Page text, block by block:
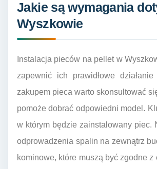
Jakie są wymagania
Wyszkowie
Instalacja pieców na pellet w
zapewnić ich prawidłowe
zakupem pieca warto skonsultować
pomoże dobrać odpowiedni model.
w którym będzie zainstalowany piec.
odprowadzenia spalin na zewnątrz
kominowe, które muszą być zgodne